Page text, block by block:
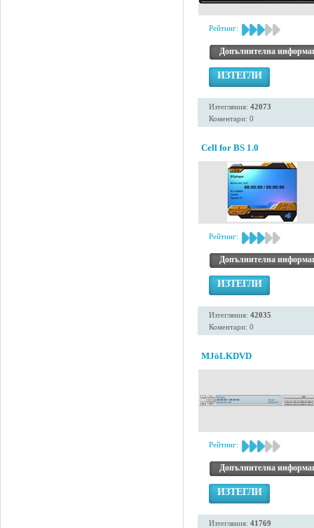
Рейтинг:
Допълнителна
ИЗТЕГЛИ
Изтегляния: 42073
Коментари: 0
Cell for BS 1.0
Рейтинг:
Допълнителна
ИЗТЕГЛИ
Изтегляния: 42035
Коментари: 0
MJöLKDVD
Рейтинг:
Допълнителна
ИЗТЕГЛИ
Изтегляния: 41769